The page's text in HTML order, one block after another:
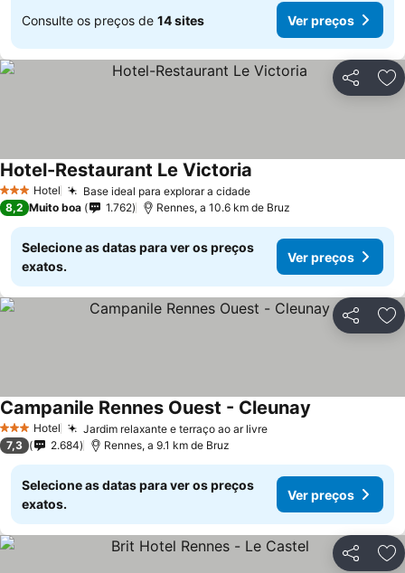
Consulte os preços de 14 sites Ver preços
Partilhar
3 EstrelasHotel Base ideal para explorar a cidadeVer preços
Hotel-Restaurant Le Victoria
8,2 Muito boa 1.762 Rennes, a 10.6 km de Bruz
Selecione as datas para ver os preços
exatos.
Ver preços
Partilhar
3 EstrelasHotel Jardim relaxante e terraço ao ar livreVer preços
Campanile Rennes Ouest - Cleunay
7,3 2.684 Rennes, a 9.1 km de Bruz
Selecione as datas para ver os preços
exatos.
Ver preços
Partilhar